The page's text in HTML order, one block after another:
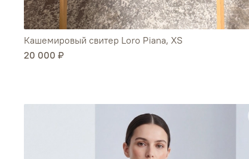
Кашемировый свитер Loro Piana, XS
20 000 ₽